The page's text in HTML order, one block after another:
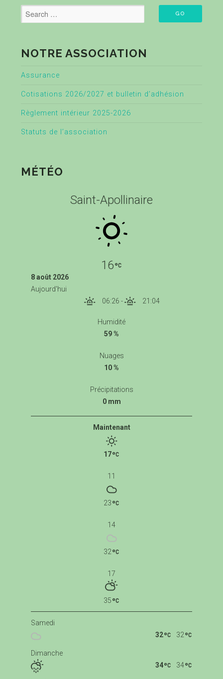
NOTRE ASSOCIATION
Assurance
Cotisations 2026/2027 et bulletin d’adhésion
Règlement intérieur 2025-2026
Statuts de l’association
MÉTÉO
Saint-Apollinaire
16
8 août 2026
Aujourd'hui
06:26 - 21:04
Humidité
59 %
Nuages
10 %
Précipitations
0 mm
Maintenant
17
11
23
14
32
17
35
Samedi
32
32
Dimanche
34
34